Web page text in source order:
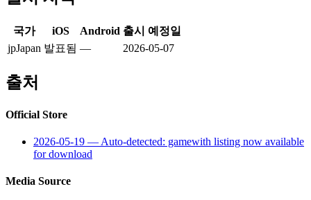
국가 iOS Android 출시 예정일
jpJapan 발표됨 — 2026-05-07
출처
Official Store
2026-05-19 — Auto-detected: gamewith listing now available
for download
Media Source